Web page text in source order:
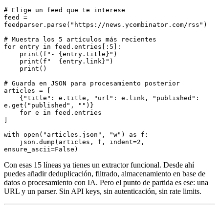
# Elige un feed que te interese
feed =
feedparser . parse ( "https://news.ycombinator.com/rss" )
# Muestra los 5 artículos más recientes
for entry in feed . entries [: 5 ]:
    print
( f "- { entry.title } " )
    print
( f " { entry.link} " )
    print
()
# Guarda en JSON para procesamiento posterior
articles =
    {
"title" : e . title , "url" : e . link , "published" :
e . get ( "published" , "" )}
    for
e in feed . entries
with open ( "articles.json" , "w" ) as f :
    json
. dump (articles, f, indent=2 ,
ensure_ascii=False )
Con esas 15 líneas ya tienes un extractor funcional. Desde ahí
puedes añadir deduplicación, filtrado, almacenamiento en base de
datos o procesamiento con IA. Pero el punto de partida es ese: una
URL y un parser. Sin API keys, sin autenticación, sin rate limits.